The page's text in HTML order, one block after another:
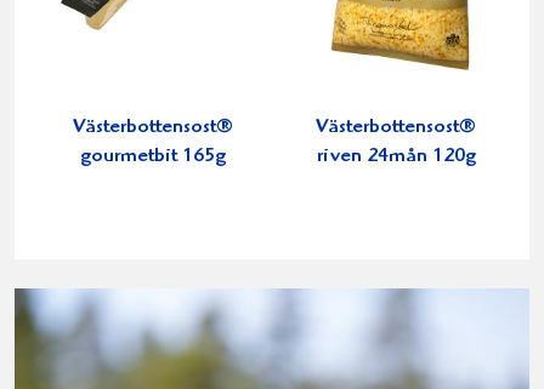
Västerbottensost®
gourmetbit 165g
Västerbottensost®
riven 24mån 120g